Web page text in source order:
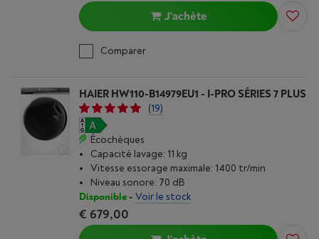
J'achète
Comparer
HAIER HW110-B14979EU1 - I-PRO SÉRIES 7 PLUS
(19)
Écochèques
Capacité lavage: 11 kg
Vitesse essorage maximale: 1400 tr/min
Niveau sonore: 70 dB
Disponible- Voir le stock
€ 679,00